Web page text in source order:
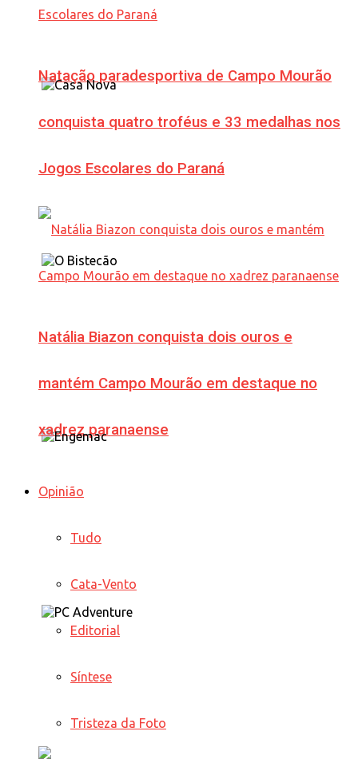
Natação paradesportiva de Campo Mourão
conquista quatro troféus e 33 medalhas nos
Jogos Escolares do Paraná
Natália Biazon conquista dois ouros e
mantém Campo Mourão em destaque no
xadrez paranaense
Opinião
Tudo
Cata-Vento
Editorial
Síntese
Tristeza da Foto